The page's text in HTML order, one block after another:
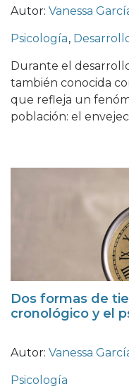
Autor: Vanessa
Psicología,
Durante el
también conocida
que refleja un
población: el
Dos formas de
cronológico y el
Autor: Vanessa
Psicología